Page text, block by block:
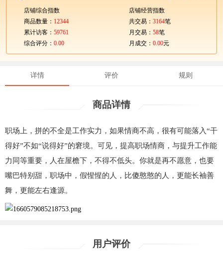
店铺综合指数
商品数量： 12344
累计访客： 59761
综合评分： 0.00
店铺经营指数
共交易： 3164笔
月交易： 58笔
月成交： 0.00元
详情 评价 规则
商品详情
职场上，拼的不全是工作实力，如果情商不高，很有可能落入“干
得好”不如“说得好”的窘境。可见，提高职场情商，与提升工作能
力同等重要，人在屋檐下，不得不低头。你就是再不愿意，也要
嘴巴特别甜，职场中，假惺惺的人，比傻憨憨的人，更能长袖善
舞，更能左右逢源。
用户评价